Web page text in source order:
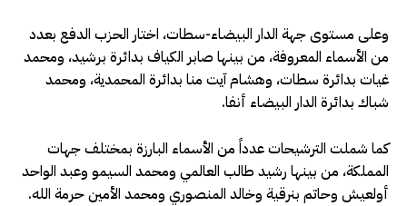
وعلى مستوى جهة الدار البيضاء-سطات، اختار الحزب الدفع بعدد
من الأسماء المعروفة، من بينها صابر الكياف بدائرة برشيد، ومحمد
غيات بدائرة سطات، وهشام آيت منا بدائرة المحمدية، ومحمد
شباك بدائرة الدار البيضاء أنفا.
كما شملت الترشيحات عدداً من الأسماء البارزة بمختلف جهات
المملكة، من بينها رشيد طالب العالمي ومحمد السيمو وعبد الواحد
أولعيش وحاتم بنرقية وخالد المنصوري ومحمد الأمين حرمة الله.